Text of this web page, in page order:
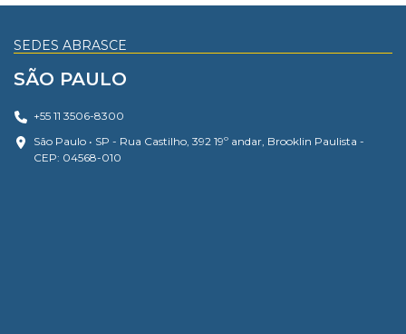
SEDES ABRASCE
SÃO PAULO
+55 11 3506-8300
São Paulo • SP - Rua Castilho, 392 19º andar, Brooklin Paulista -
CEP: 04568-010